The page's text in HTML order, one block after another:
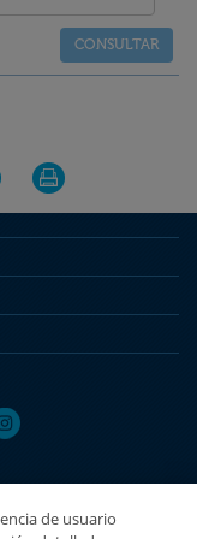
de usuario